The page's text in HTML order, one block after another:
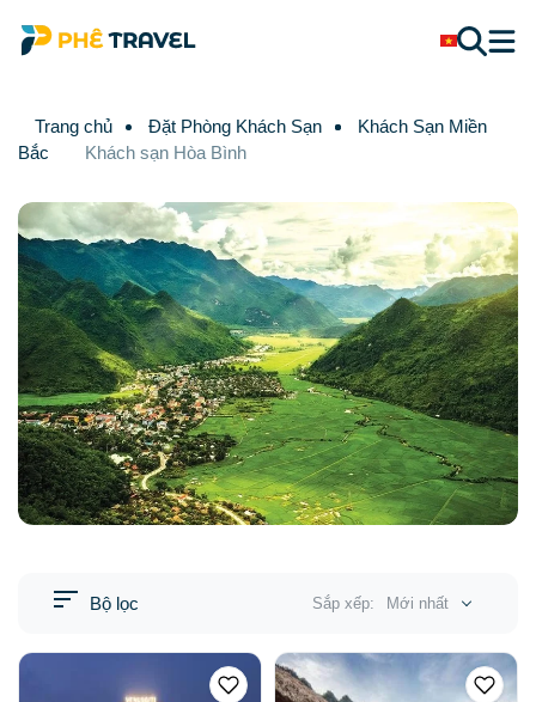
Trang chủ Đặt Phòng Khách Sạn
Khách Sạn Miền
Bắc
Khách sạn Hòa Bình
Bộ lọc Sắp xếp: Mới nhất